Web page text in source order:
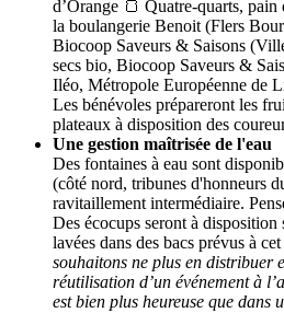
d’Orange 🍞 Quatre-quarts, pain
la boulangerie Benoit (Flers
Biocoop Saveurs & Saisons
secs bio, Biocoop Saveurs &
Iléo, Métropole Européenne de
Les bénévoles prépareront les
plateaux à disposition des
Une gestion maîtrisée de l'eau
Des fontaines à eau sont
(côté nord, tribunes d'honneurs
ravitaillement intermédiaire.
Des écocups seront à
lavées dans des bacs prévus à
souhaitons ne plus en distribuer
réutilisation d’un événement à
est bien plus heureuse que dans